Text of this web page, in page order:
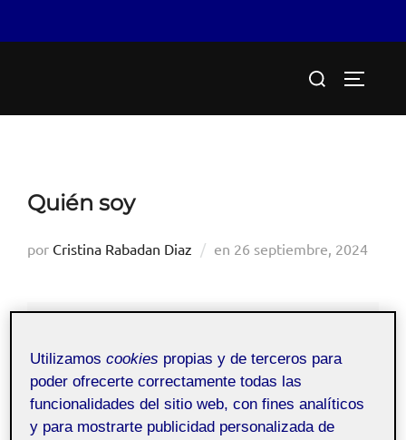
Buscar:
Quién soy
por Cristina Rabadan Diaz en Publicado
26 septiembre, 2024
Utilizamoscookies propias y de terceros para
poder ofrecerte correctamente todas las
funcionalidades del sitio web, con fines analíticos
y para mostrarte publicidad personalizada de